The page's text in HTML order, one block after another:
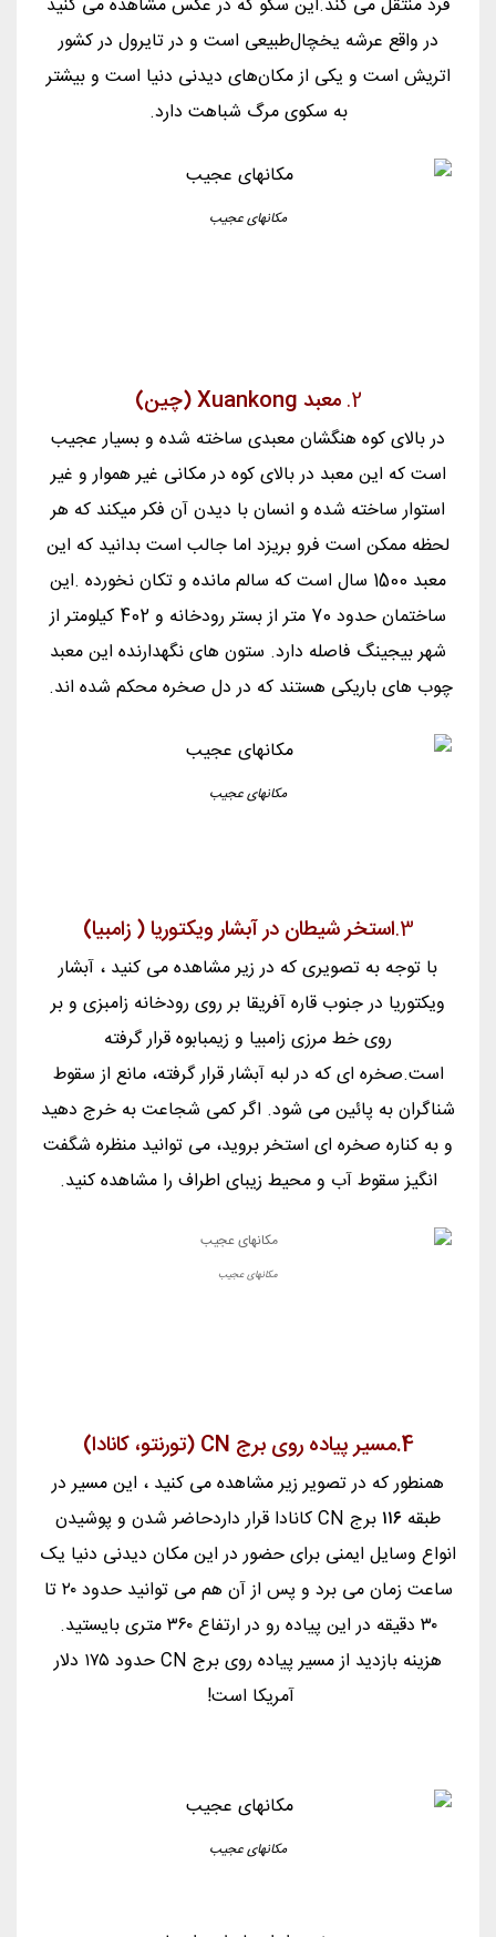
فرد منتقل می کند.ﺍﯾﻦ ﺳﮑﻮ ﮐﻪ ﺩﺭ ﻋﮑﺲ ﻣﺸﺎﻫﺪﻩ ﻣﯽ ﮐﻨﯿﺪ
ﺩﺭ ﻭﺍﻗﻊ ﻋﺮﺷﻪ ﯾﺨﭽﺎﻝﻃﺒﯿﻌﯽ ﺍﺳﺖ ﻭ ﺩﺭ ﺗﺎﯾﺮﻭﻝ ﺩﺭ ﮐﺸﻮﺭ
ﺍﺗﺮﯾﺶ ﺍﺳﺖ ﻭ ﯾﮑﯽ ﺍﺯ ﻣﮑﺎﻥﻫﺎﯼ ﺩﯾﺪﻧﯽ ﺩﻧﯿﺎ ﺍﺳﺖ ﻭ ﺑﯿﺸﺘﺮ
ﺑﻪ ﺳﮑﻮﯼ ﻣﺮﮒ ﺷﺒﺎﻫﺖ ﺩﺍﺭﺩ.
مکانهای عجیب
2. معبد Xuankong (چین)
در بالای کوه هنگشان معبدی ساخته شده و بسیار عجیب
است که این معبد در بالای کوه در مکانی غیر هموار و غیر
استوار ساخته شده و انسان با دیدن آن فکر میکند که هر
لحظه ممکن است فرو بریزد اما جالب است بدانید که این
معبد 1500 سال است که سالم مانده و تکان نخورده .این
ساختمان حدود 70 متر از بستر رودخانه و 402 کیلومتر از
شهر بیجینگ فاصله دارد. ستون های نگهدارنده این معبد
چوب های باریکی هستند که در دل صخره محکم شده اند.
مکانهای عجیب
3. استخر شیطان در آبشار ویکتوریا ( زامبیا)
با توجه به تصویری که در زیر مشاهده می کنید ، آبشار
ویکتوریا در جنوب قاره آفریقا بر روی رودخانه زامبزی و بر
روی خط مرزی زامبیا و زیمبابوه قرار گرفته
است.صخره ای که در لبه آبشار قرار گرفته، مانع از سقوط
شناگران به پائین می شود. اگر کمی شجاعت به خرج دهید
و به کناره صخره ای استخر بروید، می توانید منظره شگفت
انگیز سقوط آب و محیط زیبای اطراف را مشاهده کنید.
مکانهای عجیب
4.مسیر پیاده روی برج CN (تورنتو، کانادا)
همنطور که در تصویر زیر مشاهده می کنید ، این مسیر در
طبقه ۱۱۶
برج CN کانادا قرار داردحاضر شدن و پوشیدن
انواع وسایل ایمنی برای حضور در این مکان دیدنی دنیا یک
ساعت زمان می برد و پس از آن هم می توانید حدود ۲۰ تا
۳۰ دقیقه در این پیاده رو در ارتفاع ۳۶۰ متری بایستید.
هزینه بازدید از مسیر پیاده روی برج CN حدود ۱۷۵ دلار
آمریکا است!
مکانهای عجیب